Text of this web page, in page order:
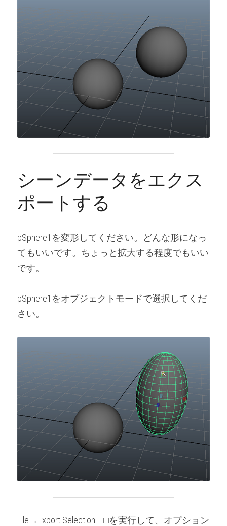
シーンデータをエクス
ポートする
pSphere1を変形してください。どんな形になっ
てもいいです。ちょっと拡大する程度でもいい
です。
pSphere1をオブジェクトモードで選択してくだ
さい。
File→Export Selection... □を実行して、オプション